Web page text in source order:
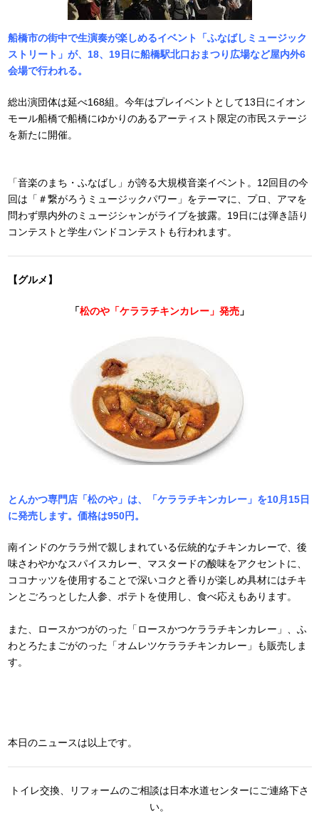
船橋市の街中で生演奏が楽しめるイベント「ふなばしミュージック
ストリート」が、18、19日に船橋駅北口おまつり広場など屋内外6
会場で行われる。
総出演団体は延べ168組。今年はプレイベントとして13日にイオン
モール船橋で船橋にゆかりのあるアーティスト限定の市民ステージ
を新たに開催。
「音楽のまち・ふなばし」が誇る大規模音楽イベント。12回目の今
回は「＃繋がろうミュージックパワー」をテーマに、プロ、アマを
問わず県内外のミュージシャンがライブを披露。19日には弾き語り
コンテストと学生バンドコンテストも行われます。
【グルメ】
「松のや「ケララチキンカレー」発売 」
とんかつ専門店「松のや」は、「ケララチキンカレー」を10月15日
に発売します。価格は950円。
南インドのケララ州で親しまれている伝統的なチキンカレーで、後
味さわやかなスパイスカレー、マスタードの酸味をアクセントに、
ココナッツを使用することで深いコクと香りが楽しめ具材にはチキ
ンとごろっとした人参、ポテトを使用し、食べ応えもあります。
また、ロースかつがのった「ロースかつケララチキンカレー」、ふ
わとろたまごがのった「オムレツケララチキンカレー」も販売しま
す。
本日のニュースは以上です。
トイレ交換、リフォームのご相談は日本水道センターにご連絡下さ
い。